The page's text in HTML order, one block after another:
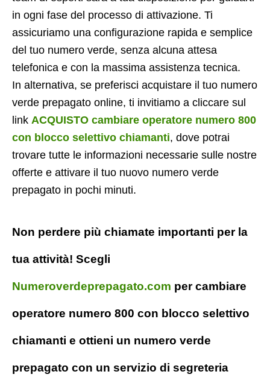
in ogni fase del processo di attivazione. Ti
assicuriamo una configurazione rapida e semplice
del tuo numero verde, senza alcuna attesa
telefonica e con la massima assistenza tecnica.
In alternativa, se preferisci acquistare il tuo numero
verde prepagato online, ti invitiamo a cliccare sul
link ACQUISTO cambiare operatore numero 800
con blocco selettivo chiamanti, dove potrai
trovare tutte le informazioni necessarie sulle nostre
offerte e attivare il tuo nuovo numero verde
prepagato in pochi minuti.
Non perdere più chiamate importanti per la
tua attività! Scegli
Numeroverdeprepagato.com per cambiare
operatore numero 800 con blocco selettivo
chiamanti e ottieni un numero verde
prepagato con un servizio di segreteria